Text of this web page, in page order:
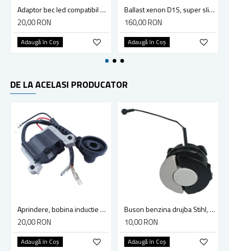
Adaptor bec led compatibil Mercedes, Skoda, Opel, Volkswagen
20,00 RON
Adaugă în Coş
Ballast xenon D1S, super slim, 12v, 35w, compatibil Volkswagen, Mercedes, Bmw, Jaguar, Cadillac
160,00 RON
Adaugă în Coş
DE LA ACELASI PRODUCATOR
Aprindere, bobina inductie motocoasa chinezeasca TL43 TL 52, Ruris Dac 210, Dac 310
20,00 RON
Adaugă în Coş
Buson benzina drujba Stihl, model cu clapeta
10,00 RON
Adaugă în Coş